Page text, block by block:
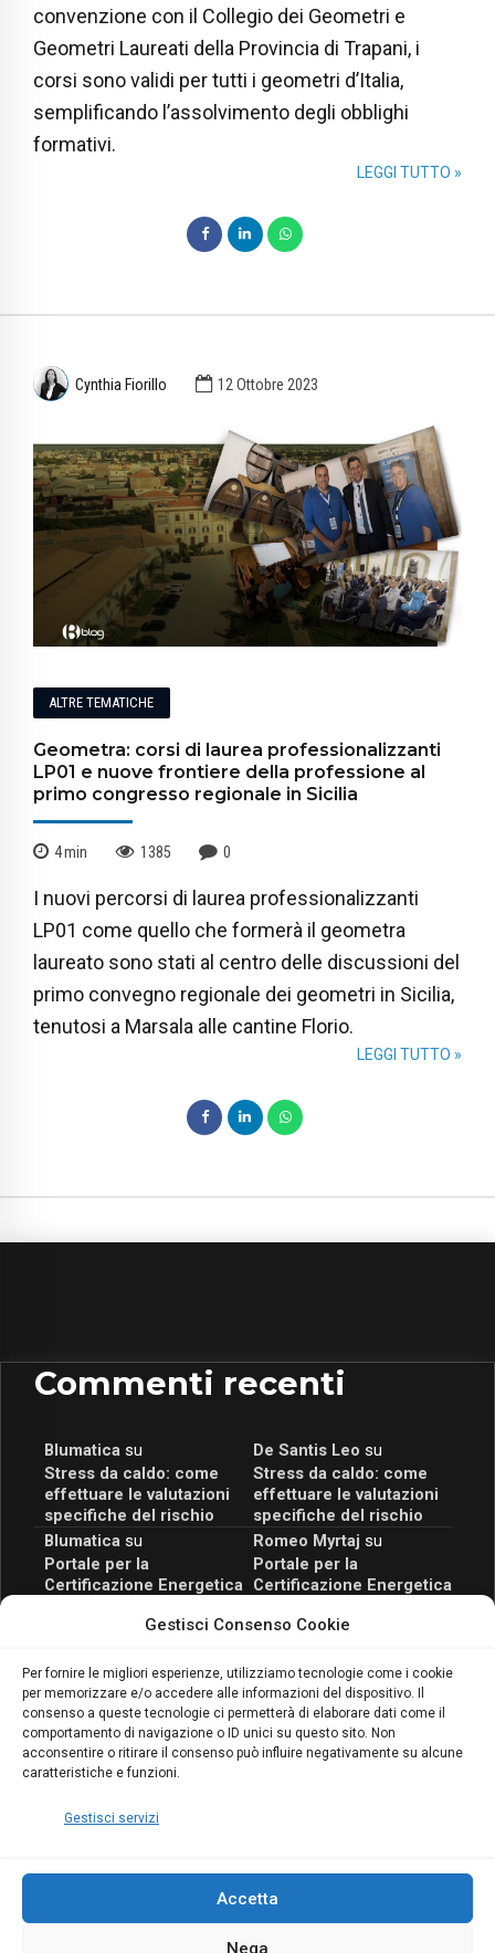
Gestisci Consenso Cookie
Per fornire le migliori esperienze, utilizziamo tecnologie come i cookie
per memorizzare e/o accedere alle informazioni del dispositivo. Il
consenso a queste tecnologie ci permetterà di elaborare dati come il
comportamento di navigazione o ID unici su questo sito. Non
acconsentire o ritirare il consenso può influire negativamente su alcune
caratteristiche e funzioni.
Gestisci servizi
Accetta
Nega
convenzione con il Collegio dei Geometri e
Geometri Laureati della Provincia di Trapani, i
corsi sono validi per tutti i geometri d’Italia,
semplificando l’assolvimento degli obblighi
formativi.
LEGGI TUTTO »
Cynthia Fiorillo 12 Ottobre 2023
ALTRE TEMATICHE
Geometra: corsi di laurea professionalizzanti
LP01 e nuove frontiere della professione al
primo congresso regionale in Sicilia
4min 1385 0
I nuovi percorsi di laurea professionalizzanti
LP01 come quello che formerà il geometra
laureato sono stati al centro delle discussioni del
primo convegno regionale dei geometri in Sicilia,
tenutosi a Marsala alle cantine Florio.
LEGGI TUTTO »
Commenti recenti
Blumaticasu
Stress da caldo: come
effettuare le valutazioni
specifiche del rischio
De Santis Leo su
Stress da caldo: come
effettuare le valutazioni
specifiche del rischio
Blumaticasu
Portale per la
Certificazione Energetica
scopri il Corso Blumatica
Romeo Myrtaj su
Portale per la
Certificazione Energetica
scopri il Corso Blumatica
Blumaticasu
Coordinatore della
Sicurezza: cosa è
richiesto per abilitazione
e aggiornamento